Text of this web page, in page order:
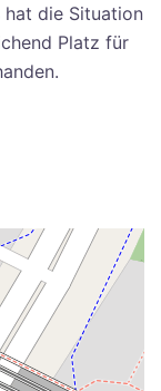
die Situation
Platz für